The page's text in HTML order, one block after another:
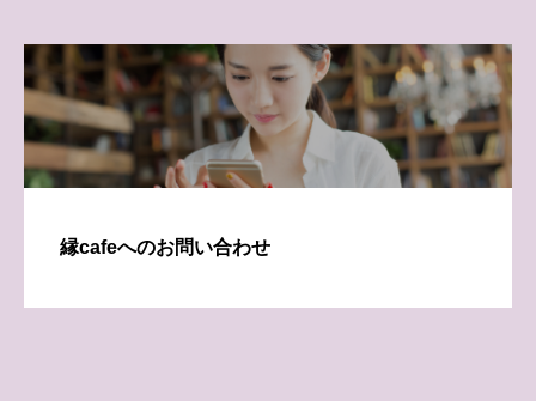
縁cafeへのお問い合わせ